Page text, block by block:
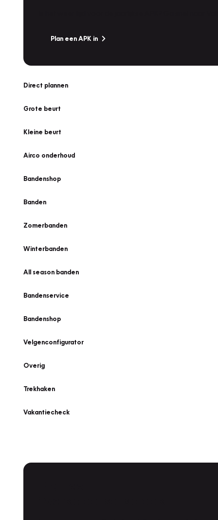
Plan een APK in
Direct plannen
Grote beurt
Kleine beurt
Airco onderhoud
Bandenshop
Banden
Zomerbanden
Winterbanden
All season banden
Bandenservice
Bandenshop
Velgenconfigurator
Overig
Trekhaken
Vakantiecheck